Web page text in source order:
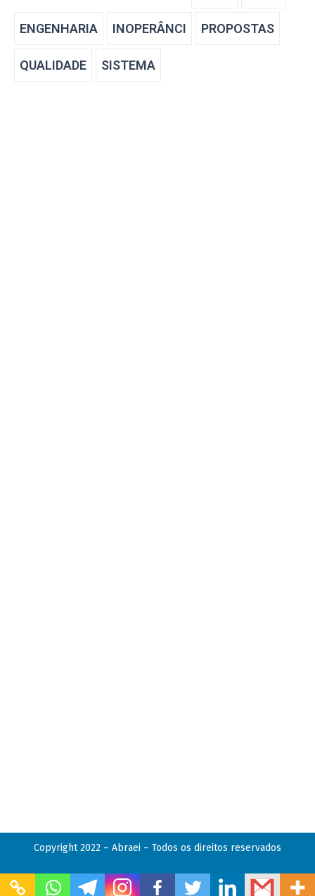
ENGENHARIA INOPERÂNCI PROPOSTAS
QUALIDADE SISTEMA
Copyright 2022 – Abraei – Todos os direitos reservados